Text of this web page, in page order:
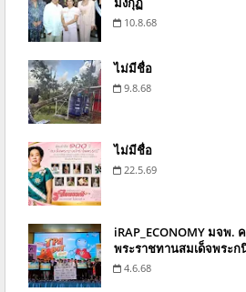
10.8.68
ไม่มีชื่อ
9.8.68
ไม่มีชื่อ
22.5.69
iRAP_ECONOMY มจพ.
พระราชทานสมเด็จพระก
4.6.68